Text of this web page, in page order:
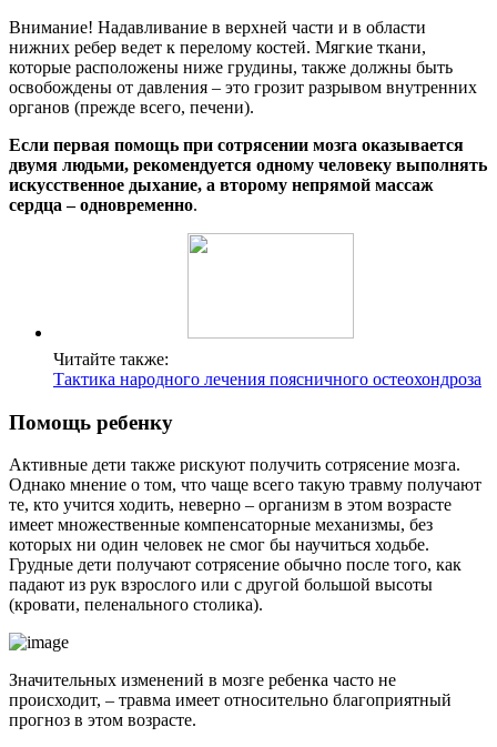
Внимание! Надавливание в верхней части и в области
нижних ребер ведет к перелому костей. Мягкие ткани,
которые расположены ниже грудины, также должны быть
освобождены от давления – это грозит разрывом внутренних
органов (прежде всего, печени).
Если первая помощь при сотрясении мозга оказывается
двумя людьми, рекомендуется одному человеку выполнять
искусственное дыхание, а второму непрямой массаж
сердца – одновременно.
Читайте также:
Тактика народного лечения поясничного остеохондроза
Помощь ребенку
Активные дети также рискуют получить сотрясение мозга.
Однако мнение о том, что чаще всего такую травму получают
те, кто учится ходить, неверно – организм в этом возрасте
имеет множественные компенсаторные механизмы, без
которых ни один человек не смог бы научиться ходьбе.
Грудные дети получают сотрясение обычно после того, как
падают из рук взрослого или с другой большой высоты
(кровати, пеленального столика).
Значительных изменений в мозге ребенка часто не
происходит, – травма имеет относительно благоприятный
прогноз в этом возрасте.